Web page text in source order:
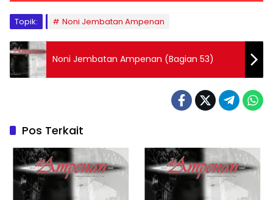
Topik: Noni Jembatan Ampenan
Noni Jembatan Ampenan (Bagian 53)
Pos Terkait